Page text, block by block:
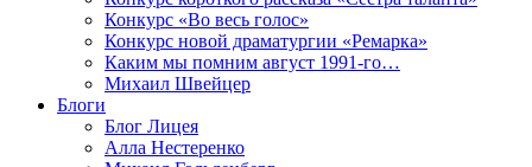
Конкурс «Во весь голос»
Конкурс новой драматургии «Ремарка»
Каким мы помним август 1991-го…
Михаил Швейцер
Блоги
Блог Лицея
Алла Нестеренко